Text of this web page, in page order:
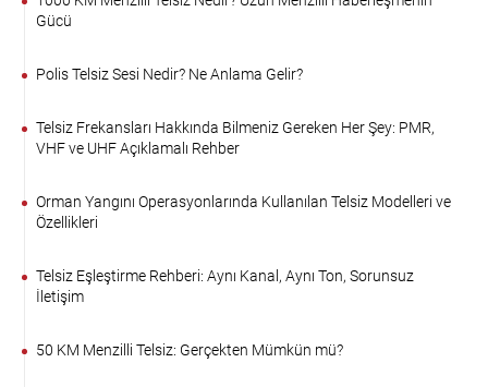
Gücü
Polis Telsiz Sesi Nedir? Ne Anlama Gelir?
Telsiz Frekansları Hakkında Bilmeniz Gereken Her Şey: PMR,
VHF ve UHF Açıklamalı Rehber
Orman Yangını Operasyonlarında Kullanılan Telsiz Modelleri ve
Özellikleri
Telsiz Eşleştirme Rehberi: Aynı Kanal, Aynı Ton, Sorunsuz
İletişim
50 KM Menzilli Telsiz: Gerçekten Mümkün mü?